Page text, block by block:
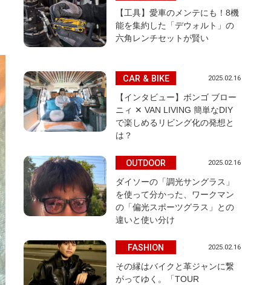
【工具】愛車のメンテにも！8機
能を集約した「デウォルト」の
六角レンチセットが賢い
CAR & BIKE 2025.02.16
【インタビュー】ボンゴ ブロー
ニィ ✕ VAN LIVING 簡単なDIY
で楽しめるリビング化の発想と
は？
OUTDOOR 2025.02.16
ダイソーの「調光サングラス」
を使って分かった、ワークマン
の「偏光スポーツグラス」との
違いと使い分け
FASHION 2025.02.16
その縁はバイクと革ジャンに繋
がってゆく。「TOUR